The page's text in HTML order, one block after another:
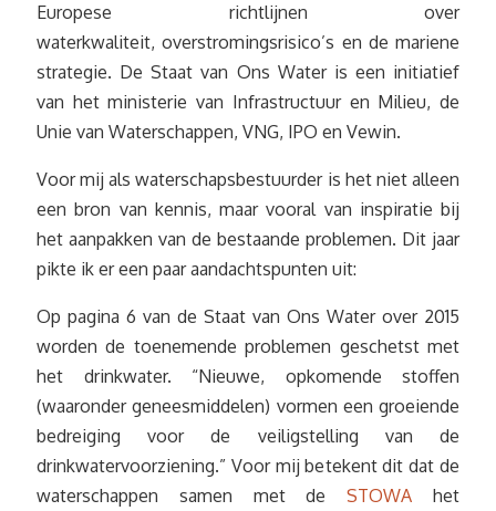
Europese richtlijnen over
waterkwaliteit, overstromingsrisico’s en de mariene
strategie. De Staat van Ons Water is een initiatief
van het ministerie van Infrastructuur en Milieu, de
Unie van Waterschappen, VNG, IPO en Vewin.
Voor mij als waterschapsbestuurder is het niet alleen
een bron van kennis, maar vooral van inspiratie bij
het aanpakken van de bestaande problemen. Dit jaar
pikte ik er een paar aandachtspunten uit:
Op pagina 6 van de Staat van Ons Water over 2015
worden de toenemende problemen geschetst met
het drinkwater. “Nieuwe, opkomende stoffen
(waaronder geneesmiddelen) vormen een groeiende
bedreiging voor de veiligstelling van de
drinkwatervoorziening.” Voor mij betekent dit dat de
waterschappen samen met deSTOWA het